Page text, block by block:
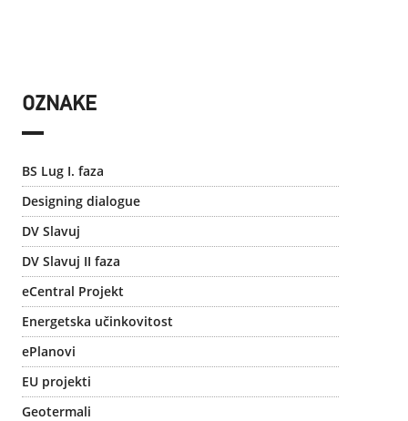
OZNAKE
BS Lug I. faza
Designing dialogue
DV Slavuj
DV Slavuj II faza
eCentral Projekt
Energetska učinkovitost
ePlanovi
EU projekti
Geotermali